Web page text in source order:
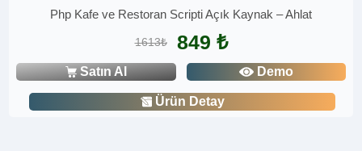
Php Kafe ve Restoran Scripti Açık Kaynak – Ahlat
1613₺ 849 ₺
Satın Al Demo
Ürün Detay